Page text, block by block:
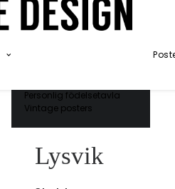
Akvarellposters
Personlig födelsetavla
Vintage posters
Lysvik